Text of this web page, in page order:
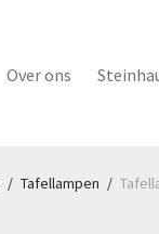
Over ons
/ Tafellampen /